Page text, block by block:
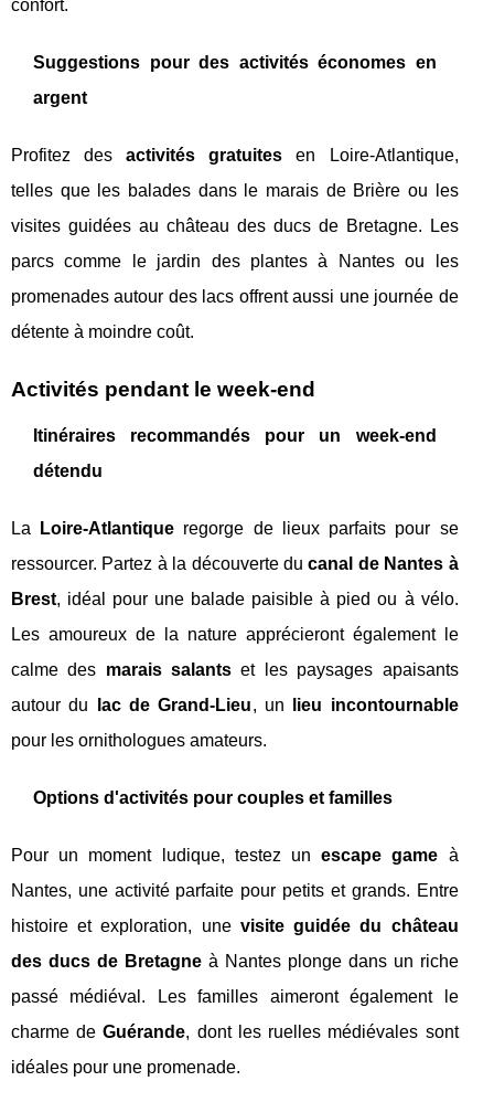
confort.
Suggestions pour des activités économes en
argent
Profitez desactivités gratuites en Loire-Atlantique,
telles que les balades dans le marais de Brière ou les
visites guidées au château des ducs de Bretagne. Les
parcs comme le jardin des plantes à Nantes ou les
promenades autour des lacs offrent aussi une journée de
détente à moindre coût.
Activités pendant le week-end
Itinéraires recommandés pour un week-end
détendu
La Loire-Atlantique regorge de lieux parfaits pour se
ressourcer. Partez à la découverte ducanal de Nantes à
Brest, idéal pour une balade paisible à pied ou à vélo.
Les amoureux de la nature apprécieront également le
calme des marais salants et les paysages apaisants
autour du
lac de Grand-Lieu, un
lieu incontournable
pour les ornithologues amateurs.
Options d'activités pour couples et familles
Pour un moment ludique, testez unescape game à
Nantes, une activité parfaite pour petits et grands. Entre
histoire et exploration, une visite guidée du château
des ducs de Bretagneà Nantes plonge dans un riche
passé médiéval. Les familles aimeront également le
charme deGuérande, dont les ruelles médiévales sont
idéales pour une promenade.